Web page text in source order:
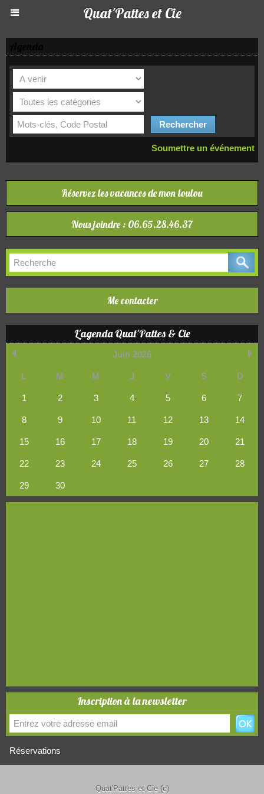
Quat'Pattes et Cie
Soumettre un événement
Réservez les vacances de mon loulou
Nous joindre : 06.65.28.46.37
Me contacter
L'agenda Quat'Pattes & Cie
Juin 2026
L M M J V S D
1 2 3 4 5 6 7
8 9 10 11 12 13 14
15 16 17 18 19 20 21
22 23 24 25 26 27 28
29 30
Inscription à la newsletter
Réservations
Quat'Pattes et Cie (c)